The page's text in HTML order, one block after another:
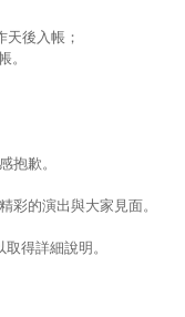
天後入帳 ；
。
抱歉。
彩的演出與大家見面。
取得詳細說明 。